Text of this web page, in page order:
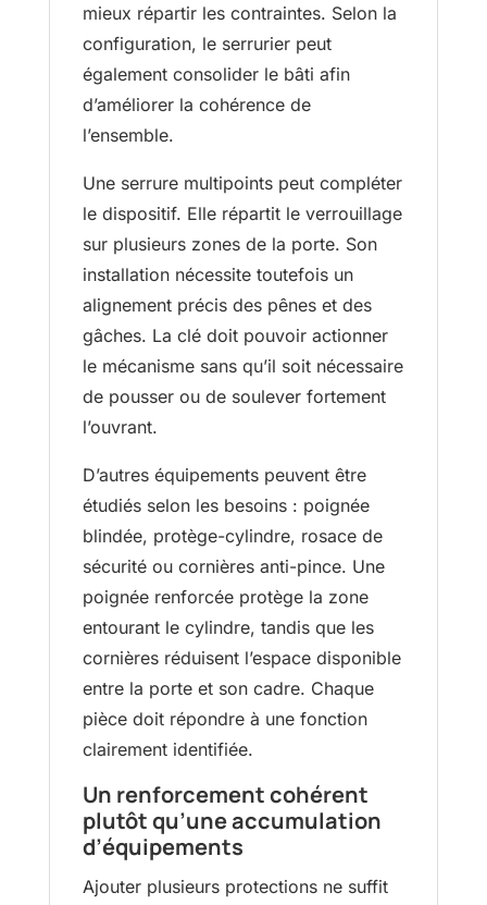
mieux répartir les contraintes. Selon la
configuration, le serrurier peut
également consolider le bâti afin
d’améliorer la cohérence de
l’ensemble.
Une serrure multipoints peut compléter
le dispositif. Elle répartit le verrouillage
sur plusieurs zones de la porte. Son
installation nécessite toutefois un
alignement précis des pênes et des
gâches. La clé doit pouvoir actionner
le mécanisme sans qu’il soit nécessaire
de pousser ou de soulever fortement
l’ouvrant.
D’autres équipements peuvent être
étudiés selon les besoins : poignée
blindée, protège-cylindre, rosace de
sécurité ou cornières anti-pince. Une
poignée renforcée protège la zone
entourant le cylindre, tandis que les
cornières réduisent l’espace disponible
entre la porte et son cadre. Chaque
pièce doit répondre à une fonction
clairement identifiée.
Un renforcement cohérent
plutôt qu’une accumulation
d’équipements
Ajouter plusieurs protections ne suffit